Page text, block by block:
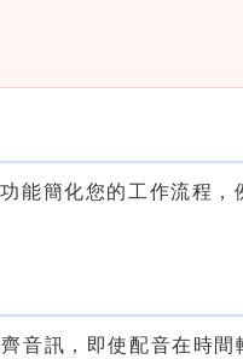
能簡化您的工作流程，
音訊，即使配音在時間